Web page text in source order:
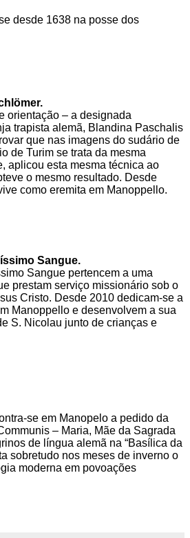
desde 1638 na posse dos
orientação – a designada
trapista alemã, Blandina Paschalis
que nas imagens do sudário de
de Turim se trata da mesma
aplicou esta mesma técnica ao
o mesmo resultado. Desde
como eremita em Manoppello.
Sangue.
Sangue pertencem a uma
prestam serviço missionário sob o
Cristo. Desde 2010 dedicam-se a
Manoppello e desenvolvem a sua
S. Nicolau junto de crianças e
se em Manopelo a pedido da
– Maria, Mãe da Sagrada
de língua alemã na “Basílica da
sobretudo nos meses de inverno o
moderna em povoações